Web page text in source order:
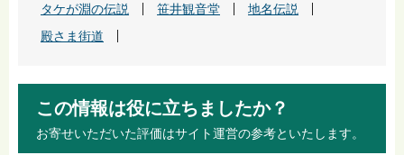
タケが淵の伝説 笹井観音堂
地名伝説
殿さま街道
この情報は役に立ちましたか？
お寄せいただいた評価はサイト運営の参考といたします。